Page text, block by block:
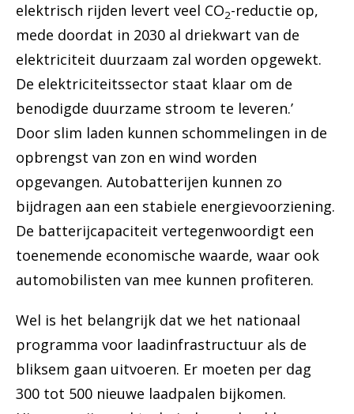
elektrisch rijden levert veel CO2-reductie op,
mede doordat in 2030 al driekwart van de
elektriciteit duurzaam zal worden opgewekt.
De elektriciteitssector staat klaar om de
benodigde duurzame stroom te leveren.’
Door slim laden kunnen schommelingen in de
opbrengst van zon en wind worden
opgevangen. Autobatterijen kunnen zo
bijdragen aan een stabiele energievoorziening.
De batterijcapaciteit vertegenwoordigt een
toenemende economische waarde, waar ook
automobilisten van mee kunnen profiteren.
Wel is het belangrijk dat we het nationaal
programma voor laadinfrastructuur als de
bliksem gaan uitvoeren. Er moeten per dag
300 tot 500 nieuwe laadpalen bijkomen.